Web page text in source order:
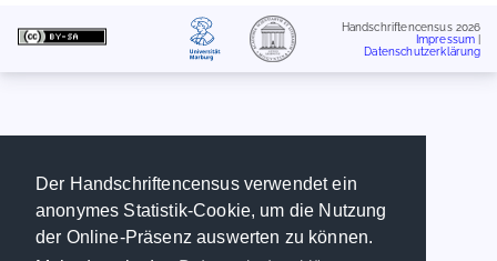
Der Handschriftencensus verwendet ein
anonymes Statistik-Cookie, um die Nutzung
der Online-Präsenz auswerten zu können.
Handschriftencensus 2026
Impressum
Datenschutzerklärung